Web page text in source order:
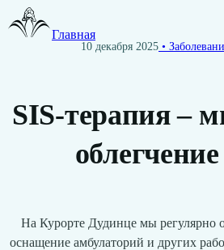
Главная
10 декабря 2025 •
SIS-терапия –
На Курорте Дудинце мы регулярно
оснащение амбулаторий и других